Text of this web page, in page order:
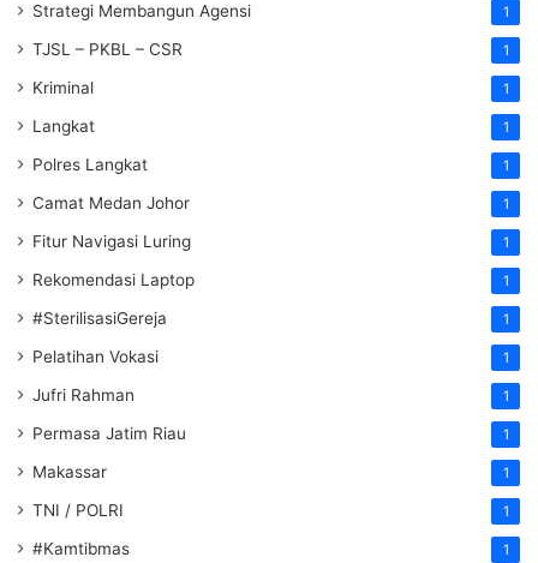
Strategi Membangun Agensi 1
TJSL – PKBL – CSR 1
Kriminal 1
Langkat 1
Polres Langkat 1
Camat Medan Johor 1
Fitur Navigasi Luring 1
Rekomendasi Laptop 1
#SterilisasiGereja 1
Pelatihan Vokasi 1
Jufri Rahman 1
Permasa Jatim Riau 1
Makassar 1
TNI / POLRI 1
#Kamtibmas 1